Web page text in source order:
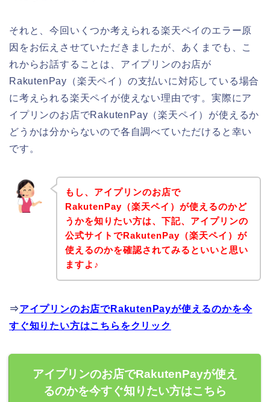
それと、今回いくつか考えられる楽天ペイのエラー原
因をお伝えさせていただきましたが、あくまでも、こ
れからお話することは、アイプリンのお店が
RakutenPay（楽天ペイ）の支払いに対応している場合
に考えられる楽天ペイが使えない理由です。実際にア
イプリンのお店でRakutenPay（楽天ペイ）が使えるか
どうかは分からないので各自調べていただけると幸い
です。
もし、アイプリンのお店で
RakutenPay（楽天ペイ）が使えるのかど
うかを知りたい方は、下記、アイプリンの
公式サイトでRakutenPay（楽天ペイ）が
使えるのかを確認されてみるといいと思い
ますよ♪
⇒アイプリンのお店でRakutenPayが使えるのかを今
すぐ知りたい方はこちらをクリック
アイプリンのお店でRakutenPayが使え
るのかを今すぐ知りたい方はこちら